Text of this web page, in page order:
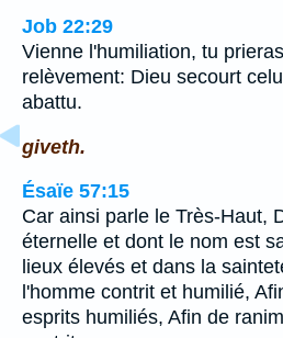
Job 22:29
Vienne l'humiliation, tu
relèvement: Dieu secourt
abattu.
giveth.
Ésaïe 57:15
Car ainsi parle le Très-Haut,
éternelle et dont le nom est
lieux élevés et dans la
l'homme contrit et humilié,
esprits humiliés, Afin de